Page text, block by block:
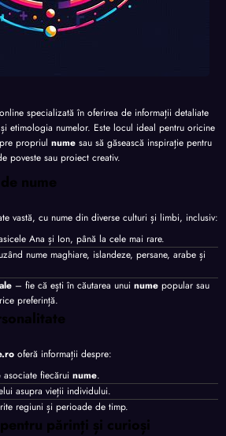
specializată în oferirea de informații detaliate
etimologia numelor. Este locul ideal pentru oricine
propriul nume sau să găsească inspirație pentru
poveste sau proiect creativ.
nume
vastă, cu nume din diverse culturi și limbi, inclusiv:
Ana și Ion, până la cele mai rare.
nume maghiare, islandeze, persane, arabe și
– fie că ești în căutarea unui nume popular sau
preferință.
oferă informații despre:
asociate fiecărui nume.
asupra vieții individului.
regiuni și perioade de timp.
părinți și curioși